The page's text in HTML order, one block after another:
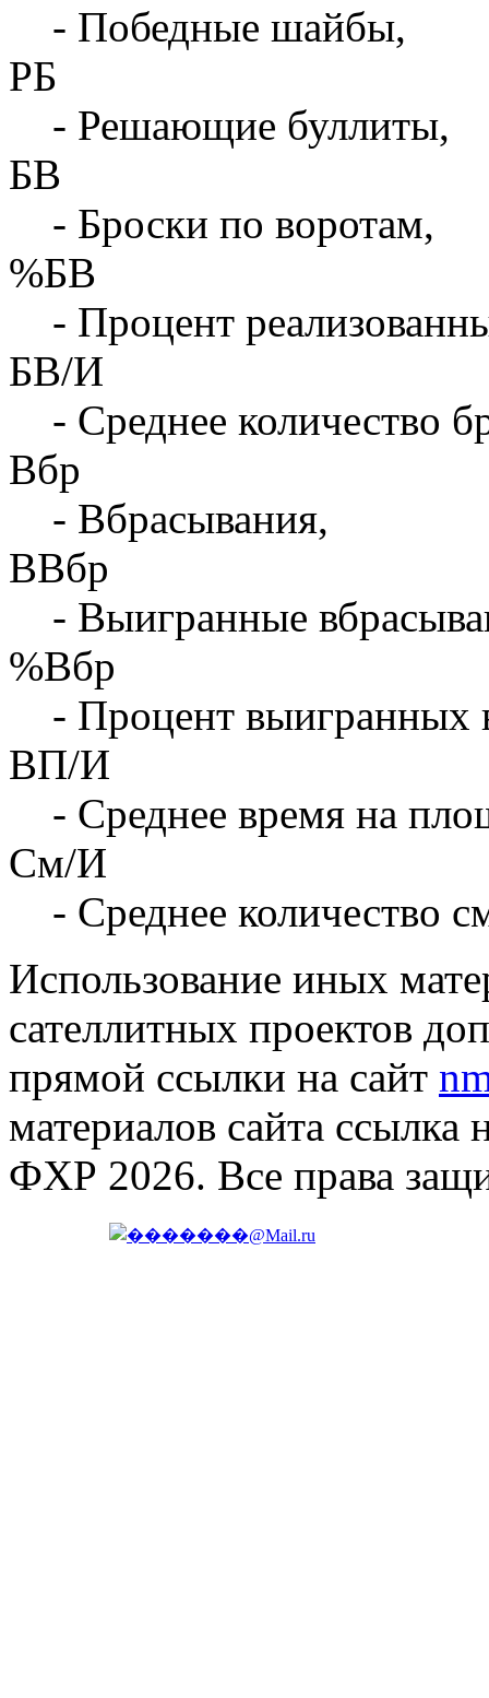
- Победные шайбы,
РБ
- Решающие буллиты,
БВ
- Броски по воротам,
%БВ
- Процент
БВ/И
- Среднее количество
Вбр
- Вбрасывания,
ВВбр
- Выигранные
%Вбр
- Процент выигранных
ВП/И
- Среднее время на
См/И
- Среднее количество
Использование иных
сателлитных проектов
прямой ссылки на сайт
материалов сайта ссылка
ФХР 2026. Все права